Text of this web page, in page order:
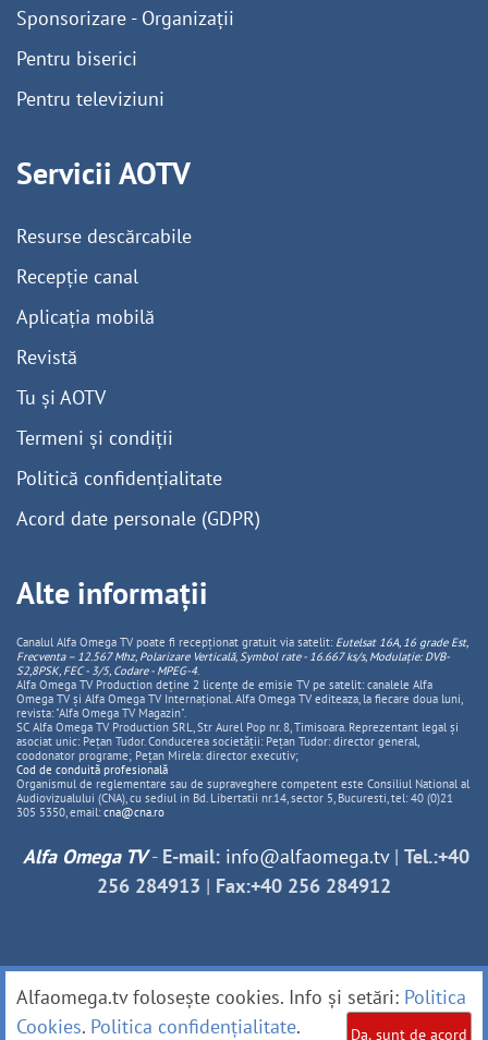
Sponsorizare - Organizații
Pentru biserici
Pentru televiziuni
Servicii AOTV
Resurse descărcabile
Recepție canal
Aplicația mobilă
Revistă
Tu și AOTV
Termeni și condiții
Politică confidențialitate
Acord date personale (GDPR)
Alte informații
Canalul Alfa Omega TV poate fi recepționat gratuit via satelit: Eutelsat 16A, 16 grade Est,
Frecventa – 12.567 Mhz, PolarizareVerticală, Symbol rate - 16.667 ks/s, Modulație: DVB-
S2,8PSK, FEC - 3/5, Codare - MPEG-4.
Alfa Omega TV Production deține 2 licențe de emisie TV pe satelit: canalele Alfa
Omega TV și Alfa Omega TV Internațional. Alfa Omega TV editeaza, la fiecare doua luni,
revista: "Alfa Omega TV Magazin".
SC Alfa Omega TV Production SRL, Str Aurel Pop nr. 8, Timisoara. Reprezentant legal și
asociat unic: Pețan Tudor. Conducerea societății: Pețan Tudor: director general,
coodonator programe; Pețan Mirela: director executiv;
Cod de conduită profesională
Organismul de reglementare sau de supraveghere competent este Consiliul National al
Audiovizualului (CNA), cu sediul in Bd. Libertatii nr.14, sector 5, Bucuresti, tel: 40 (0)21
305 5350, email: cna@cna.ro
Alfa Omega TV- E-mail: info@alfaomega.tv| Tel.:+40
256 284913 | Fax:+40 256 284912
Alfaomega.tv folosește cookies. Info și setări: Politica
Cookies. Politica confidențialitate. Da, sunt de acord